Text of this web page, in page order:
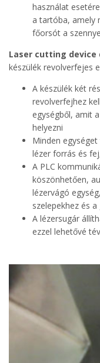
használat
a tartóba, amely
főorsót a
Laser cutting
készülék revolverfejes
A készülék két
revolverfejhez
egységből, amit
helyezni
Minden
lézer forrás és
A PLC
köszönhetően,
lézervágó
szelepekhez és
A lézersugár
ezzel lehetővé